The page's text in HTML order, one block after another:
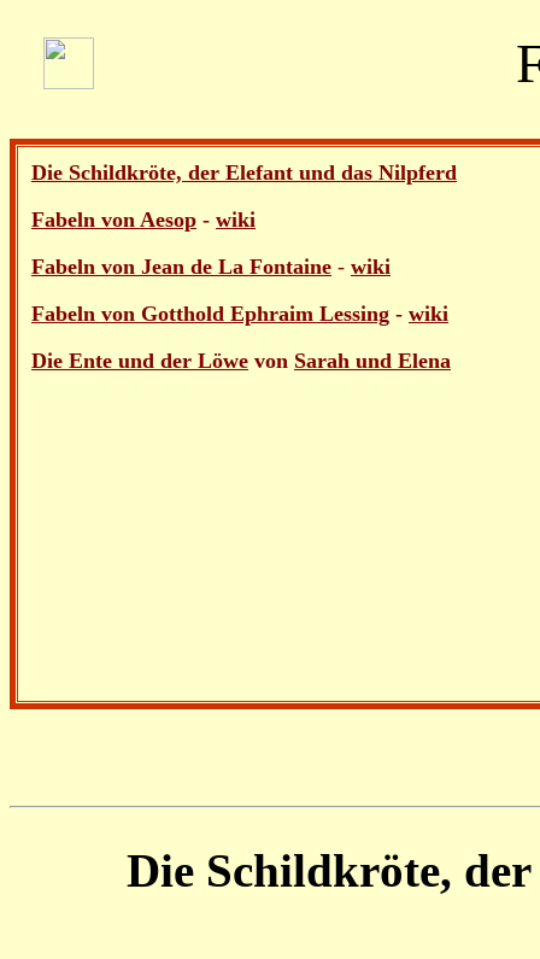
Die Schildkröte, der Elefant und das Nilpferd
Fabeln von Aesop - wiki
Fabeln von Jean de La Fontaine - wiki
Fabeln von Gotthold Ephraim Lessing - wiki
Die Ente und der Löwe von Sarah und Elena
Die Schildkröte,